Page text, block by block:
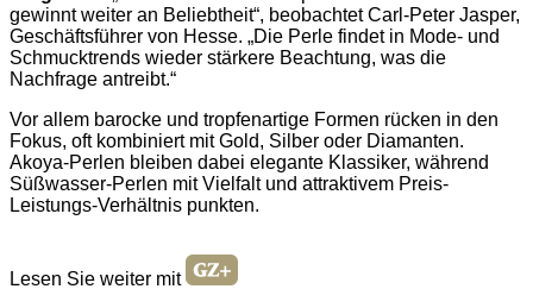
gewinnt weiter an Beliebtheit“, beobachtet Carl-Peter Jasper,
Geschäftsführer von Hesse. „Die Perle findet in Mode- und
Schmucktrends wieder stärkere Beachtung, was die
Nachfrage antreibt.“
Vor allem barocke und tropfenartige Formen rücken in den
Fokus, oft kombiniert mit Gold, Silber oder Diamanten.
Akoya-Perlen bleiben dabei elegante Klassiker, während
Süßwasser-Perlen mit Vielfalt und attraktivem Preis-
Leistungs-Verhältnis punkten.
Lesen Sie weiter mit